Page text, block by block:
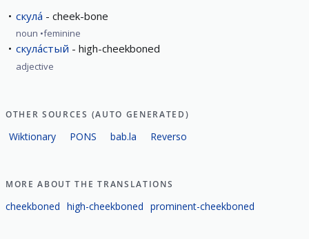
скула́ cheek-bone
noun feminine
скула́стый high-cheekboned
adjective
OTHER SOURCES (AUTO GENERATED)
Wiktionary PONS bab.la Reverso
MORE ABOUT THE TRANSLATIONS
cheekboned high-cheekboned prominent-cheekboned